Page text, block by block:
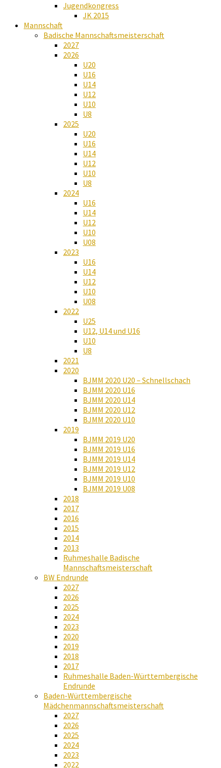
Jugendkongress
JK 2015
Mannschaft
Badische Mannschaftsmeisterschaft
2027
2026
U20
U16
U14
U12
U10
U8
2025
U20
U16
U14
U12
U10
U8
2024
U16
U14
U12
U10
U08
2023
U16
U14
U12
U10
U08
2022
U25
U12, U14 und U16
U10
U8
2021
2020
BJMM 2020 U20 – Schnellschach
BJMM 2020 U16
BJMM 2020 U14
BJMM 2020 U12
BJMM 2020 U10
2019
BJMM 2019 U20
BJMM 2019 U16
BJMM 2019 U14
BJMM 2019 U12
BJMM 2019 U10
BJMM 2019 U08
2018
2017
2016
2015
2014
2013
Ruhmeshalle Badische
Mannschaftsmeisterschaft
BW Endrunde
2027
2026
2025
2024
2023
2020
2019
2018
2017
Ruhmeshalle Baden-Württembergische
Endrunde
Baden-Württembergische
Mädchenmannschaftsmeisterschaft
2027
2026
2025
2024
2023
2022